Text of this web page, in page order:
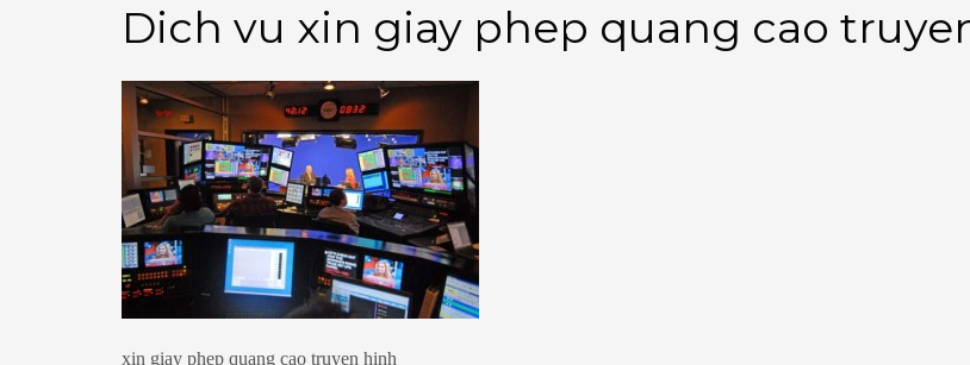
Dich vu xin giay phep quang cao
xin giay phep quang cao truyen hinh